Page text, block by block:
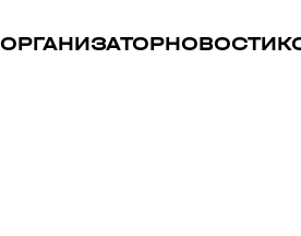
ОРГАНИЗАТОРНОВОСТИ